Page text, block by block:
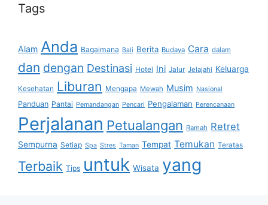
Tags
Alam Anda Bagaimana Bali Berita Budaya Cara dalam
dan dengan Destinasi Hotel Ini Jalur Jelajahi Keluarga
Kesehatan Liburan Mengapa Mewah Musim Nasional
Panduan Pantai Pemandangan Pencari Pengalaman Perencanaan
Perjalanan Petualangan Ramah Retret
Sempurna Setiap Spa Stres Taman Tempat Temukan Teratas
Terbaik Tips untuk Wisata yang